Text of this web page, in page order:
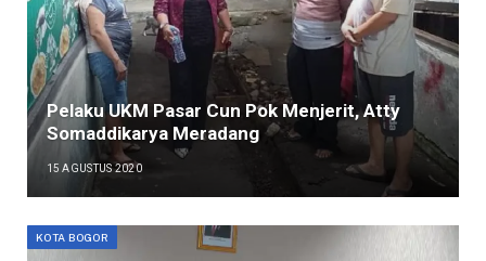
Pelaku UKM Pasar Cun Pok Menjerit, Atty
Somaddikarya Meradang
15 AGUSTUS 2020
KOTA BOGOR